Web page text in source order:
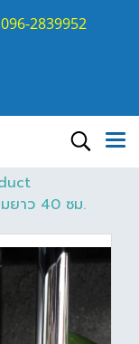
2839952
ยาว 40 ซม.